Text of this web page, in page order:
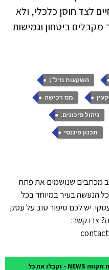
לצד חוסן כלכלי, ולא
ביטחון וגמישות
, השקעות נדל"ן ,
, מס רכישה ,
ניהול סיכונים. ,
תכנון פיננסי
מכתבים שנושמים את פתח
הנעשה בעיר במיוחד בכל
יש לכם סיפור טוב על עסק
צרו קשר:
הצטרפו לקבוצת הוואטסאפ של פתח תקווה NEWS - וקבלו את כל